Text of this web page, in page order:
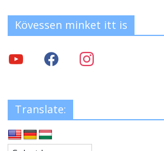
Kövessen minket itt is
Translate: